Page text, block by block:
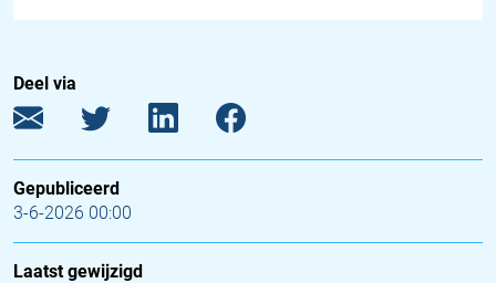
Deel via
Gepubliceerd
3-6-2026 00:00
Laatst gewijzigd